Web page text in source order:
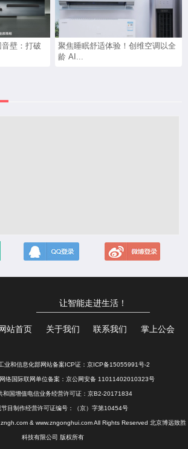
壁：打破
聚焦睡眠舒适体验！创维空调以全
龄 AI...
让智能走进生活！
站首页 关于我们 联系我们 掌上公会
业和信息化部网站备案ICP证： 京ICP备15055991号-2
络国际联网单位备案： 京公网安备 11011402010323号
和国增值电信业务经营许可证：京B2-20171834
节目制作经营许可证编号：（京）字第10454号
& www.zngonghui.com All Rights Reserved 北京博远致胜
科技有限公司 版权所有